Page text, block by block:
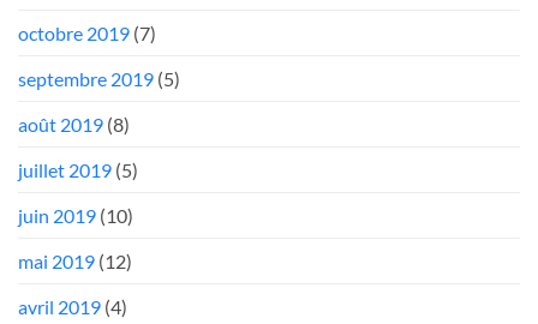
octobre 2019 (7)
septembre 2019 (5)
août 2019 (8)
juillet 2019 (5)
juin 2019 (10)
mai 2019 (12)
avril 2019 (4)